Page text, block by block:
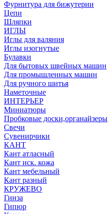
Фурнитура для бижутерии
Цепи
Шляпки
ИГЛЫ
Иглы для валяния
Иглы изогнутые
Булавки
Для бытовых швейных машин
Для промышленных машин
Для ручного шитья
Наметочные
ИНТЕРЬЕР
Миниатюры
Пробковые доски,органайзеры
Свечи
Сувенирчики
КАНТ
Кант атласный
Кант иск. кожа
Кант мебельный
Кант разный
КРУЖЕВО
Гинза
Гипюр